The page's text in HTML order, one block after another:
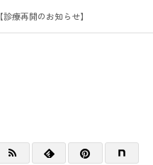
【診療再開のお知らせ】